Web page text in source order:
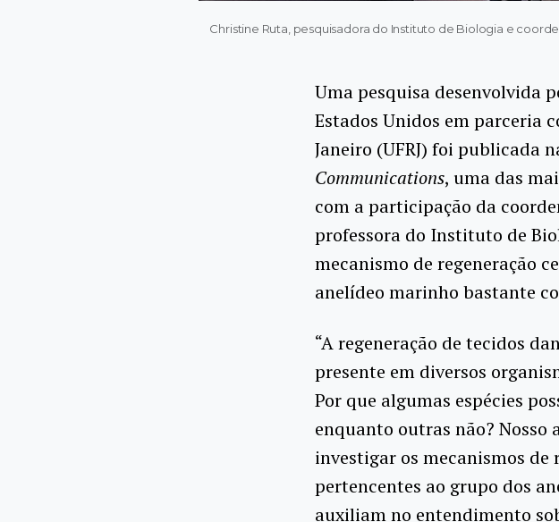
Christine Ruta, pesquisadora do Instituto de Biologia e
Uma pesquisa desenvolvida
Estados Unidos em parceria
Janeiro (UFRJ) foi publicada
Communications, uma das
com a participação da
professora do Instituto de
mecanismo de regeneração
anelídeo marinho bastante
“A regeneração de tecidos
presente em diversos
Por que algumas espécies
enquanto outras não? Nosso
investigar os mecanismos de
pertencentes ao grupo dos
auxiliam no entendimento